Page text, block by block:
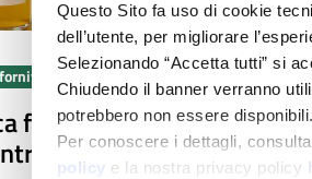
Questo Sito fa uso di cookie
dell’utente, per migliorare
Selezionando “Accetta tutti” si
Chiudendo il banner verranno
potrebbero non essere disponibili.
Per conoscere i dettagli,
policy e la nostra privacy policy
fornitori succhi
premium